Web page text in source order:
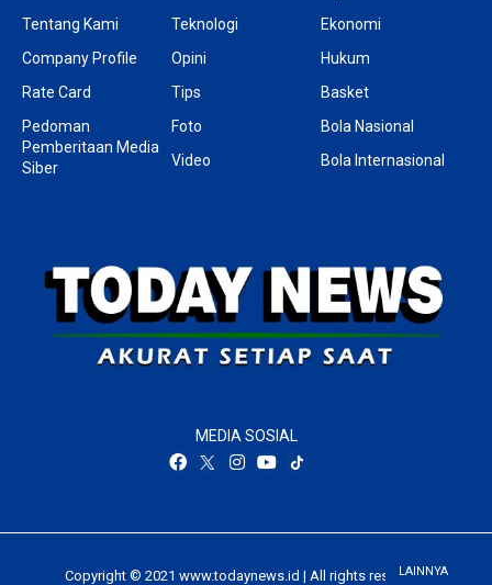
LAINNYA
Tentang Kami
Company Profile
Rate Card
Pedoman
Pemberitaan Media
Siber
Teknologi
Opini
Tips
Foto
Video
Ekonomi
Hukum
Basket
Bola Nasional
Bola Internasional
MEDIA SOSIAL
Copyright © 2021 www.todaynews.id | All rights reserved.